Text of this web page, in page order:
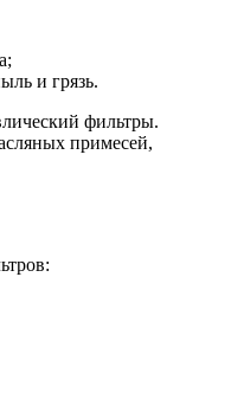
и грязь.
фильтры.
примесей,